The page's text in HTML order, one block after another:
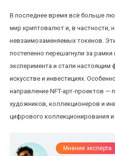
В последнее время всё больше
мир криптовалют и, в частности,
невзаимозаменяемых токенов.
постепенно перешагнули за рамки
эксперимента и стали настоящим
искусстве и инвестициях.
направление NFT-арт-проектов
художников, коллекционеров и
цифрового коллекционирования
Мнение эксперта